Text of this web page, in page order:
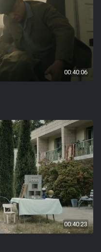
00:40:06
00:40:23